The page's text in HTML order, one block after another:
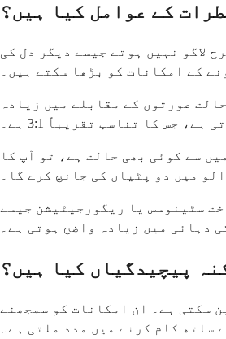
کے عوامل کیا ہیں؟
لاگو نہیں ہوتے جیسے دیگر دل کی
کے امکانات کو بڑھا سکتے ہیں۔
عورتوں کے مقابلے میں زیادہ
ہے، جس کا تناسب تقریباً 3:1 ہے۔
سے کوئی بھی حالت ہے، تو آپ کا
میں دو پٹیاں کی جانچ کرے گا۔
سٹینوسس یا ریگورجیٹیشن جیسے
پیچیدگیاں کیا ہیں؟
سکتی ہے۔ ان امکانات کو سمجھنے
ساتھ کام کرنے میں مدد ملتی ہے۔